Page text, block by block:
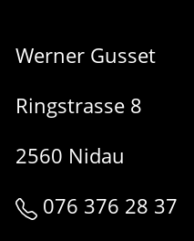
Werner Gusset
Ringstrasse 8
2560 Nidau
076 376 28 37